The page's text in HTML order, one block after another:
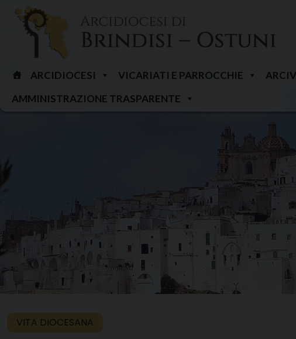
Skip
content
ARCIDIOCESI VICARIATI E PARROCCHIE
AMMINISTRAZIONE TRASPARENTE
VITA DIOCESANA